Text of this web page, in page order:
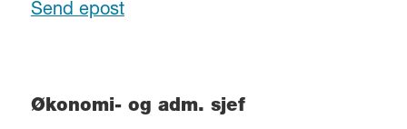
Send epost
Økonomi- og adm. sjef